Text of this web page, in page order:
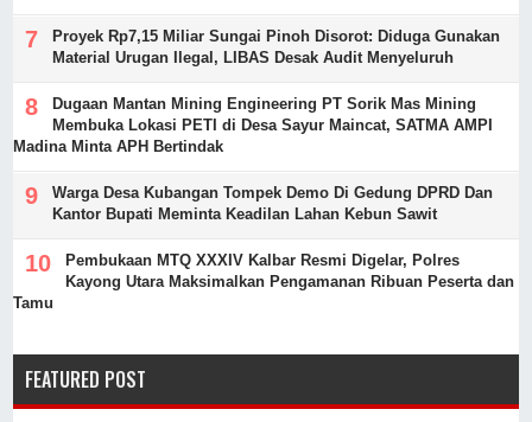
Proyek Rp7,15 Miliar Sungai Pinoh Disorot: Diduga Gunakan
Material Urugan Ilegal, LIBAS Desak Audit Menyeluruh
Dugaan Mantan Mining Engineering PT Sorik Mas Mining
Membuka Lokasi PETI di Desa Sayur Maincat, SATMA AMPI
Madina Minta APH Bertindak
Warga Desa Kubangan Tompek Demo Di Gedung DPRD Dan
Kantor Bupati Meminta Keadilan Lahan Kebun Sawit
Pembukaan MTQ XXXIV Kalbar Resmi Digelar, Polres
Kayong Utara Maksimalkan Pengamanan Ribuan Peserta dan
Tamu
FEATURED POST